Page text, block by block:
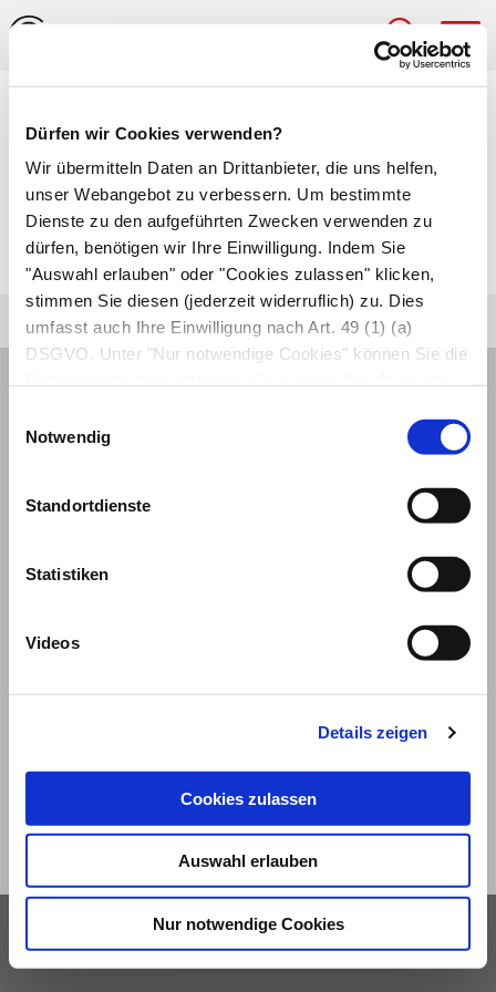
Dürfen wir Cookies verwenden?
Wir übermitteln Daten an Drittanbieter, die uns helfen,
unser Webangebot zu verbessern. Um bestimmte
Dienste zu den aufgeführten Zwecken verwenden zu
dürfen, benötigen wir Ihre Einwilligung. Indem Sie
"Auswahl erlauben" oder "Cookies zulassen" klicken,
stimmen Sie diesen (jederzeit widerruflich) zu. Dies
umfasst auch Ihre Einwilligung nach Art. 49 (1) (a)
DSGVO. Unter "Nur notwendige Cookies" können Sie die
Notwendig
Standortdienste
Statistiken
Videos
Details zeigen
Cookies zulassen
Auswahl erlauben
Nur notwendige Cookies
Leptomeningeom
Meist gutartiger, von derweichen Hirnhaut
ausgehender Hirntumor (Meningeom).
Impressum und Nutzungsbedingungen
Datenschutz Privatsphäre